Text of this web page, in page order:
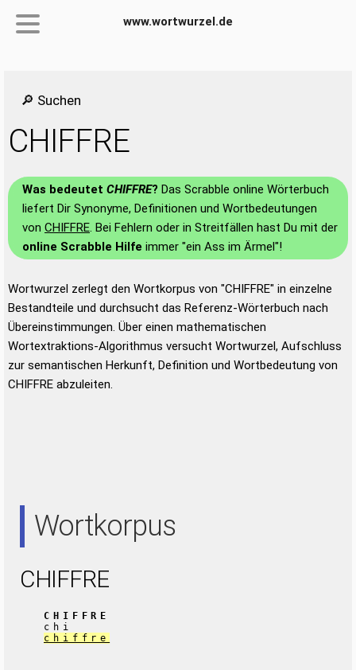
www.wortwurzel.de
🔎 Suchen
CHIFFRE
Was bedeutet CHIFFRE? Das Scrabble online Wörterbuch
liefert Dir Synonyme, Definitionen und Wortbedeutungen
von CHIFFRE. Bei Fehlern oder in Streitfällen hast Du mit der
online Scrabble Hilfe immer "ein Ass im Ärmel"!
Wortwurzel zerlegt den Wortkorpus von "CHIFFRE" in einzelne
Bestandteile und durchsucht das Referenz-Wörterbuch nach
Übereinstimmungen. Über einen mathematischen
Wortextraktions-Algorithmus versucht Wortwurzel, Aufschluss
zur semantischen Herkunft, Definition und Wortbedeutung von
CHIFFRE abzuleiten.
Wortkorpus
CHIFFRE
CHIFFRE
chi
chiffre